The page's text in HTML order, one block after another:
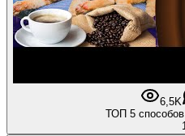
6,5K
ТОП 5